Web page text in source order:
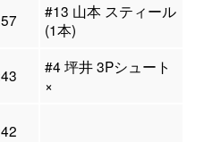
#13 山本 スティール
(1本)
#4 坪井 3Pシュート
×